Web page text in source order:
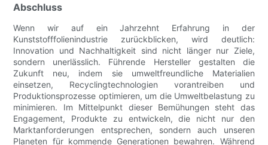
Abschluss
Wenn wir auf ein Jahrzehnt Erfahrung in der
Kunststofffolienindustrie zurückblicken, wird deutlich:
Innovation und Nachhaltigkeit sind nicht länger nur Ziele,
sondern unerlässlich. Führende Hersteller gestalten die
Zukunft neu, indem sie umweltfreundliche Materialien
einsetzen, Recyclingtechnologien vorantreiben und
Produktionsprozesse optimieren, um die Umweltbelastung zu
minimieren. Im Mittelpunkt dieser Bemühungen steht das
Engagement, Produkte zu entwickeln, die nicht nur den
Marktanforderungen entsprechen, sondern auch unseren
Planeten für kommende Generationen bewahren. Während